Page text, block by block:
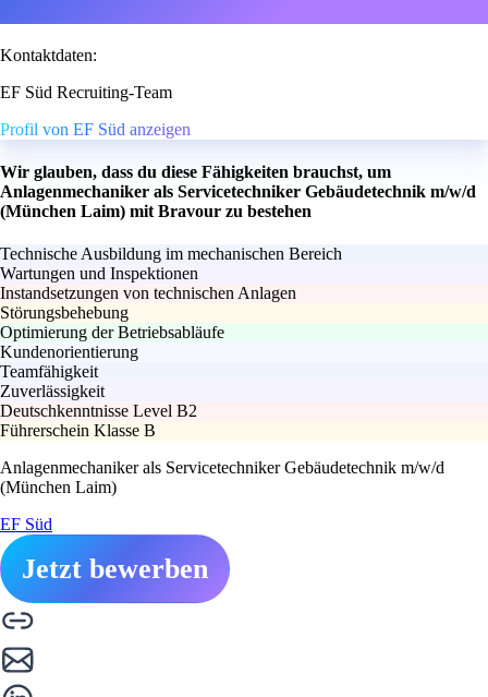
Kontaktdaten:
EF Süd Recruiting-Team
Profil von EF Süd anzeigen
Wir glauben, dass du diese Fähigkeiten brauchst, um
Anlagenmechaniker als Servicetechniker Gebäudetechnik m/w/d
(München Laim) mit Bravour zu bestehen
Technische Ausbildung im mechanischen Bereich
Wartungen und Inspektionen
Instandsetzungen von technischen Anlagen
Störungsbehebung
Optimierung der Betriebsabläufe
Kundenorientierung
Teamfähigkeit
Zuverlässigkeit
Deutschkenntnisse Level B2
Führerschein Klasse B
Anlagenmechaniker als Servicetechniker Gebäudetechnik m/w/d
(München Laim)
EF Süd
Jetzt bewerben